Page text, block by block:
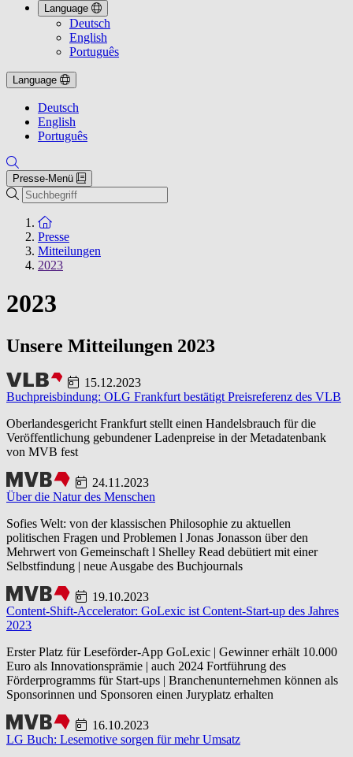
Language
Deutsch
English
Português
Language
Deutsch
English
Português
Presse-Menü
Suche
Zur Startseite
Presse
Mitteilungen
2023
2023
Unsere Mitteilungen 2023
15.12.2023
Buchpreisbindung: OLG Frankfurt bestätigt Preisreferenz des VLB
Oberlandesgericht Frankfurt stellt einen Handelsbrauch für die
Veröffentlichung gebundener Ladenpreise in der Metadatenbank
von MVB fest
24.11.2023
Über die Natur des Menschen
Sofies Welt: von der klassischen Philosophie zu aktuellen
politischen Fragen und Problemen l Jonas Jonasson über den
Mehrwert von Gemeinschaft l Shelley Read debütiert mit einer
Selbstfindung | neue Ausgabe des Buchjournals
19.10.2023
Content-Shift-Accelerator: GoLexic ist Content-Start-up des Jahres
2023
Erster Platz für Leseförder-App GoLexic | Gewinner erhält 10.000
Euro als Innovationsprämie | auch 2024 Fortführung des
Förderprogramms für Start-ups | Branchenunternehmen können als
Sponsorinnen und Sponsoren einen Juryplatz erhalten
16.10.2023
LG Buch: Lesemotive sorgen für mehr Umsatz